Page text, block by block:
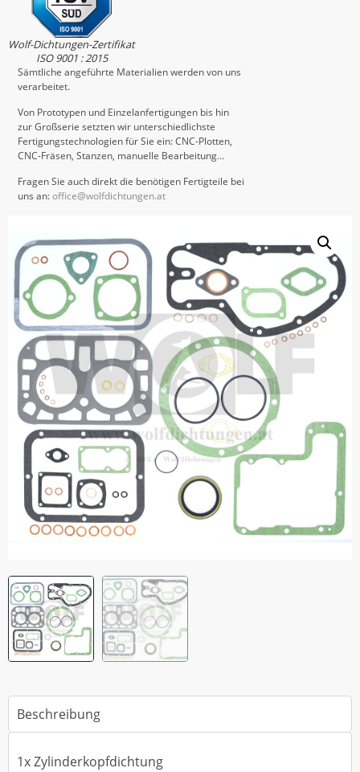
Wolf-Dichtungen-Zertifikat
ISO 9001 : 2015
Sämtliche angeführte Materialien werden von uns
verarbeitet.
Von Prototypen und Einzelanfertigungen bis hin
zur Großserie setzten wir unterschiedlichste
Fertigungstechnologien für Sie ein: CNC-Plotten,
CNC-Fräsen, Stanzen, manuelle Bearbeitung…
Fragen Sie auch direkt die benötigen Fertigteile bei
uns an:office@wolfdichtungen.at
Beschreibung
1x Zylinderkopfdichtung